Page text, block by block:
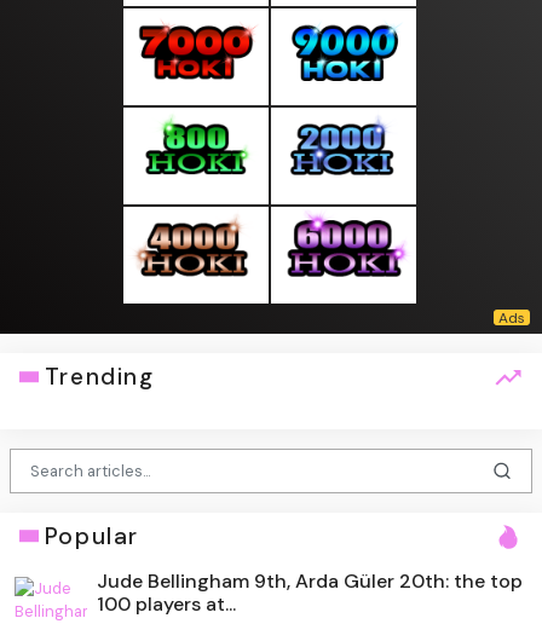
Trending
Popular
Jude Bellingham 9th, Arda Güler 20th: the top
100 players at...